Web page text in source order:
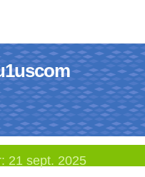
21 sept. 2025